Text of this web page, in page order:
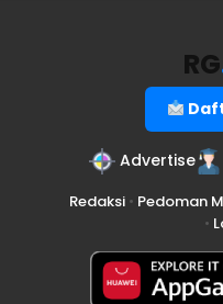
RG
Advertise
Redaksi• Pedoman
•